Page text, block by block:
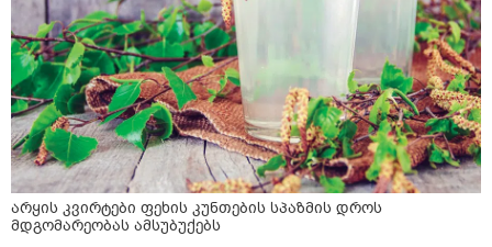
არყის კვირტები ფეხის კუნთების სპაზმის დროს
მდგომარეობას ამსუბუქებს